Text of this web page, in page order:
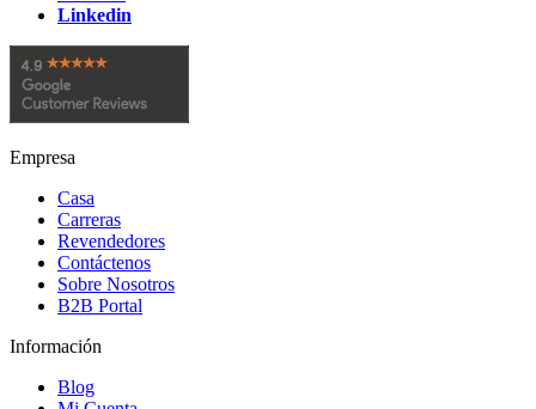
Linkedin
Empresa
Casa
Carreras
Revendedores
Contáctenos
Sobre Nosotros
B2B Portal
Información
Blog